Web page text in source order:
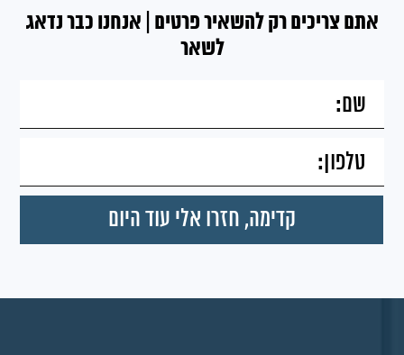
אתם צריכים רק להשאיר פרטים | אנחנו כבר נדאג
לשאר